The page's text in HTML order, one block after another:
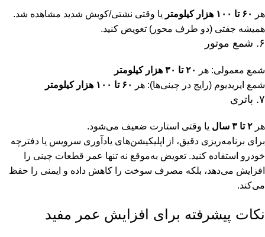
هر ۶۰ تا ۱۰۰ هزار کیلومتر
یا وقتی نشتی/کوبش شدید مشاهده شد.
همیشه جفتی (دو طرف محور) تعویض کنید.
۶. شمع موتور
شمع معمولی: هر
۲۰ تا ۳۰ هزار کیلومتر
شمع ایریدیوم (رایج در چینی‌ها): هر
۶۰ تا ۱۰۰ هزار کیلومتر
۷. باتری
هر ۲ تا ۳ سال
یا وقتی استارت ضعیف می‌شود.
برای برنامه‌ریزی دقیق، از اپلیکیشن‌های یادآوری سرویس یا دفترچه
خودرو استفاده کنید. تعویض به‌موقع نه تنها عمر قطعات چینی را
افزایش می‌دهد، بلکه مصرف سوخت را کاهش داده و ایمنی را حفظ
می‌کند.
نکات پیشرفته برای افزایش عمر مفید